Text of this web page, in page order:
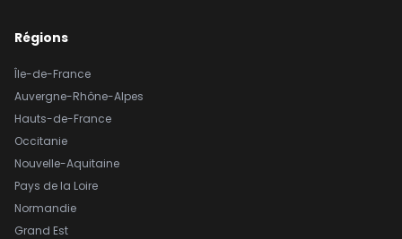
Régions
Île-de-France
Auvergne-Rhône-Alpes
Hauts-de-France
Occitanie
Nouvelle-Aquitaine
Pays de la Loire
Normandie
Grand Est